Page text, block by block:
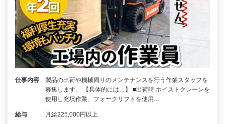
仕事内容
製品の出荷や機械周りのメンテナンスを行う作業スタッフを
募集します。 【具体的には…】 ■出荷時 ホイストクレーンを
使用し充填作業、フォークリフトを使用…
給与 月給225,000円以上